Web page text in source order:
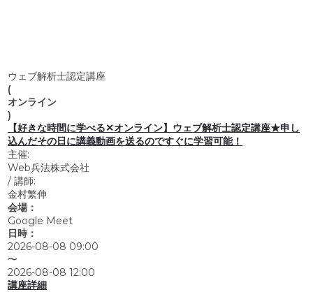
ウェブ解析士認定講座
(
オンライン
)
【好きな時間に学べる✕オンライン】ウェブ解析士認定講座★申し
込んだその日に講義動画を送るのですぐに学習可能！
主催:
Web兵法株式会社
/ 講師:
金村繁伸
会場：
Google Meet
日時：
2026-08-08 09:00
〜
2026-08-08 12:00
講座詳細